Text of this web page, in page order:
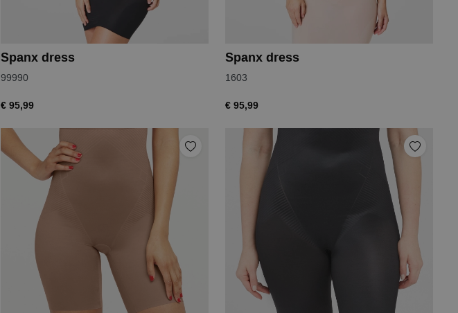
Spanx dress
99990
€ 95,99
Spanx dress
1603
€ 95,99